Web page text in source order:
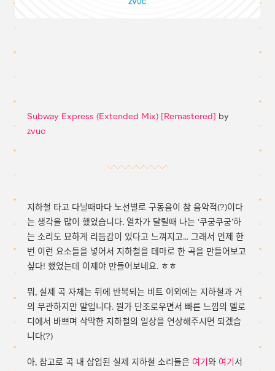
Subway Express (Extended Mix) [Remastered] by
zvuc
지하철 타고 다닐때마다 노선별로 구동음이 참 음악적(?)이다
는 생각을 많이 했었습니다. 열차가 달릴때 나는 ‘쿠궁쿠궁’하
는 소리도 묘하게 리듬감이 있다고 느껴지고… 그래서 언제 한
번 이런 요소들을 넣어서 지하철을 테마로 한 곡을 만들어보고
싶다! 했었는데 이제야 만들어보네요. ㅎㅎ
뭐, 실제 곡 자체는 뒤에 반복되는 비트 이외에는 지하철과 거
의 무관하지만 말입니다. 뭔가 단조로우면서 빠른 느낌의 멜로
디에서 바쁘며 삭막한 지하철의 일상을 연상해주시면 되겠습
니다(?)
아, 참고로 곡 내 삽입된 실제 지하철 소리들은 여기 와 여기 서